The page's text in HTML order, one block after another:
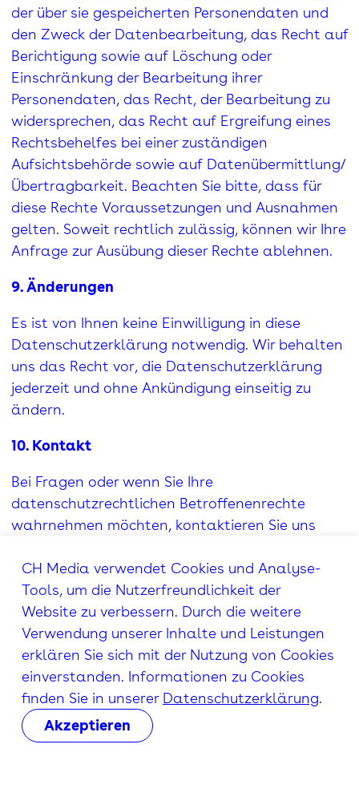
der über sie gespeicherten Personendaten und
den Zweck der Datenbearbeitung, das Recht auf
Berichtigung sowie auf Löschung oder
Einschränkung der Bearbeitung ihrer
Personendaten, das Recht, der Bearbeitung zu
widersprechen, das Recht auf Ergreifung eines
Rechtsbehelfes bei einer zuständigen
Aufsichtsbehörde sowie auf Datenübermittlung/
Übertragbarkeit. Beachten Sie bitte, dass für
diese Rechte Voraussetzungen und Ausnahmen
gelten. Soweit rechtlich zulässig, können wir Ihre
Anfrage zur Ausübung dieser Rechte ablehnen.
9. Änderungen
Es ist von Ihnen keine Einwilligung in diese
Datenschutzerklärung notwendig. Wir behalten
uns das Recht vor, die Datenschutzerklärung
jederzeit und ohne Ankündigung einseitig zu
ändern.
10. Kontakt
Bei Fragen oder wenn Sie Ihre
datenschutzrechtlichen Betroffenenrechte
wahrnehmen möchten, kontaktieren Sie uns
schreiben Sie anCH Media, Neumattstrasse 1,
5000 Aarau.
Letztmals aktualisiert am 01.09.2023
Impressum
CH Media verwendet Cookies und Analyse-
Tools, um die Nutzerfreundlichkeit der
Website zu verbessern. Durch die weitere
Verwendung unserer Inhalte und Leistungen
erklären Sie sich mit der Nutzung von Cookies
einverstanden. Informationen zu Cookies
finden Sie in unserer Datenschutzerklärung.
Akzeptieren